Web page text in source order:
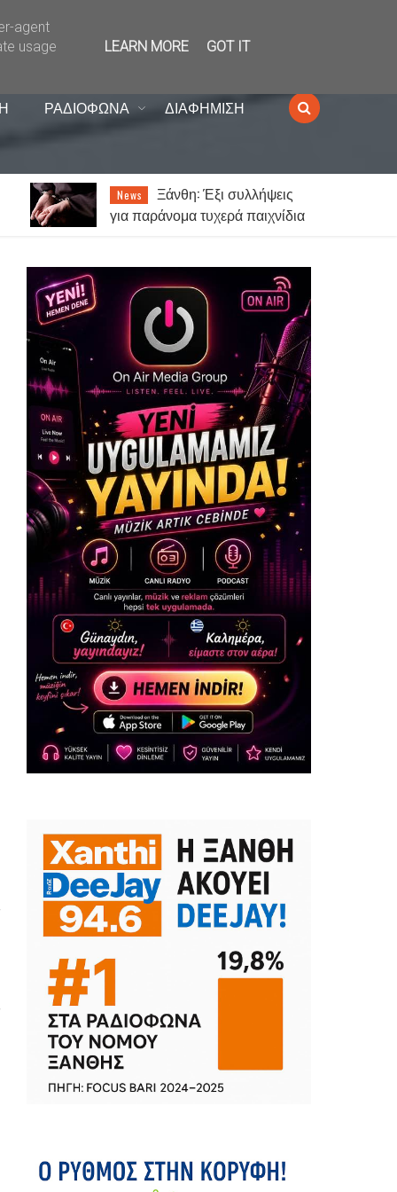
ΡΑΔΙΟΦΩΝΑ ΔΙΑΦΗΜΙΣΗ
News
Καιρός: Ζέστη με λίγες
νεφώσεις και 7 μποφόρ μελτέμι
agent
usage
LEARN MORE GOT IT